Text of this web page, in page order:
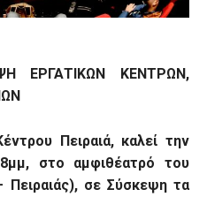
ΕΡΓΑΤΙΚΩΝ ΚΕΝΤΡΩΝ,
Πειραιά, καλεί την
στο αμφιθέατρό του
Πειραιάς), σε Σύσκεψη τα